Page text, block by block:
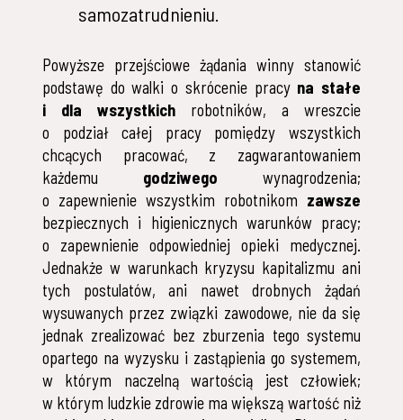
samozatrudnieniu.
Powyższe przejściowe żądania winny stanowić
podstawę do walki o skrócenie pracy na stałe
i dla wszystkich robotników, a wreszcie
o podział całej pracy pomiędzy wszystkich
chcących pracować, z zagwarantowaniem
każdemu godziwego wynagrodzenia;
o zapewnienie wszystkim robotnikom zawsze
bezpiecznych i higienicznych warunków pracy;
o zapewnienie odpowiedniej opieki medycznej.
Jednakże w warunkach kryzysu kapitalizmu ani
tych postulatów, ani nawet drobnych żądań
wysuwanych przez związki zawodowe, nie da się
jednak zrealizować bez zburzenia tego systemu
opartego na wyzysku i zastąpienia go systemem,
w którym naczelną wartością jest człowiek;
w którym ludzkie zdrowie ma większą wartość niż